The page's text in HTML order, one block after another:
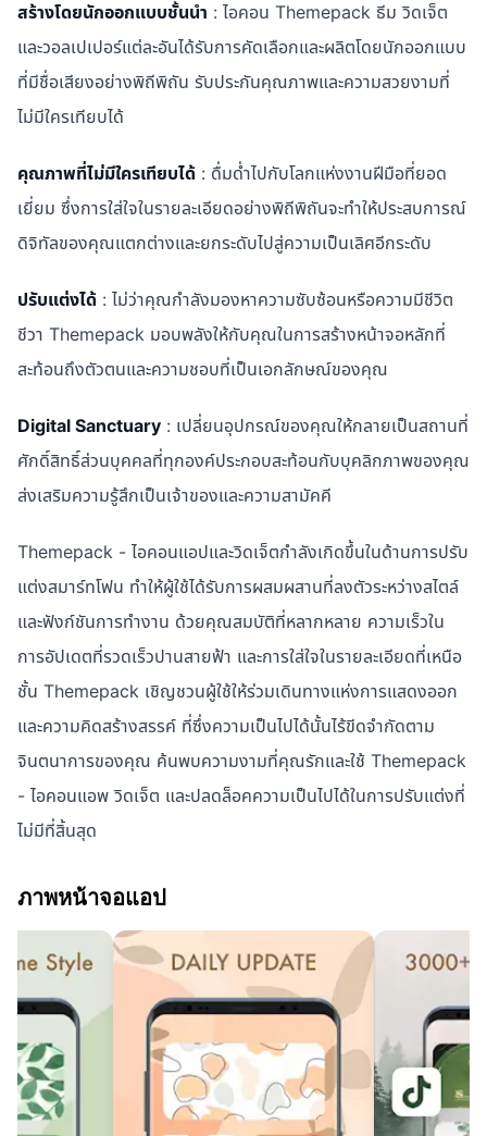
สร้างโดยนักออกแบบชั้นนำ : ไอคอน Themepack ธีม วิดเจ็ต
และวอลเปเปอร์แต่ละอันได้รับการคัดเลือกและผลิตโดยนักออกแบบ
ที่มีชื่อเสียงอย่างพิถีพิถัน รับประกันคุณภาพและความสวยงามที่
ไม่มีใครเทียบได้
คุณภาพที่ไม่มีใครเทียบได้ : ดื่มด่ำไปกับโลกแห่งงานฝีมือที่ยอด
เยี่ยม ซึ่งการใส่ใจในรายละเอียดอย่างพิถีพิถันจะทำให้ประสบการณ์
ดิจิทัลของคุณแตกต่างและยกระดับไปสู่ความเป็นเลิศอีกระดับ
ปรับแต่งได้ : ไม่ว่าคุณกำลังมองหาความซับซ้อนหรือความมีชีวิต
ชีวา Themepack มอบพลังให้กับคุณในการสร้างหน้าจอหลักที่
สะท้อนถึงตัวตนและความชอบที่เป็นเอกลักษณ์ของคุณ
Digital Sanctuary : เปลี่ยนอุปกรณ์ของคุณให้กลายเป็นสถานที่
ศักดิ์สิทธิ์ส่วนบุคคลที่ทุกองค์ประกอบสะท้อนกับบุคลิกภาพของคุณ
ส่งเสริมความรู้สึกเป็นเจ้าของและความสามัคคี
Themepack - ไอคอนแอปและวิดเจ็ตกำลังเกิดขึ้นในด้านการปรับ
แต่งสมาร์ทโฟน ทำให้ผู้ใช้ได้รับการผสมผสานที่ลงตัวระหว่างสไตล์
และฟังก์ชันการทำงาน ด้วยคุณสมบัติที่หลากหลาย ความเร็วใน
การอัปเดตที่รวดเร็วปานสายฟ้า และการใส่ใจในรายละเอียดที่เหนือ
ชั้น Themepack เชิญชวนผู้ใช้ให้ร่วมเดินทางแห่งการแสดงออก
และความคิดสร้างสรรค์ ที่ซึ่งความเป็นไปได้นั้นไร้ขีดจำกัดตาม
จินตนาการของคุณ ค้นพบความงามที่คุณรักและใช้ Themepack
- ไอคอนแอพ วิดเจ็ต และปลดล็อคความเป็นไปได้ในการปรับแต่งที่
ไม่มีที่สิ้นสุด
ภาพหน้าจอแอป